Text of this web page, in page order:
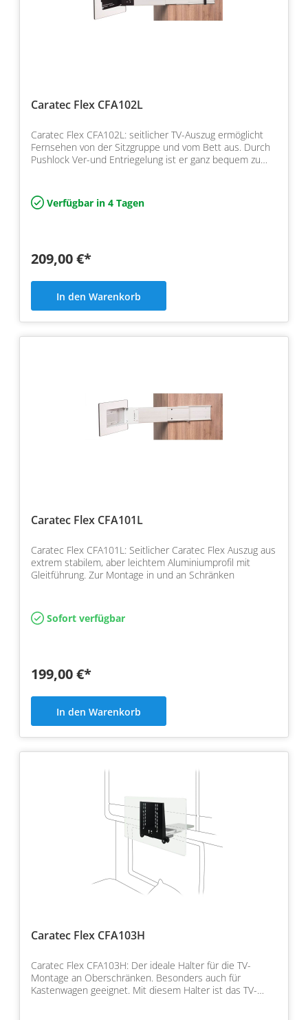
Caratec Flex CFA102L
Caratec Flex CFA102L: seitlicher TV-Auszug ermöglicht
Fernsehen von der Sitzgruppe und vom Bett aus. Durch
Pushlock Ver-und Entriegelung ist er ganz bequem zu…
Verfügbar in 4 Tagen
209,00 €*
In den Warenkorb
Caratec Flex CFA101L
Caratec Flex CFA101L: Seitlicher Caratec Flex Auszug aus
extrem stabilem, aber leichtem Aluminiumprofil mit
Gleitführung. Zur Montage in und an Schränken
Sofort verfügbar
199,00 €*
In den Warenkorb
Caratec Flex CFA103H
Caratec Flex CFA103H: Der ideale Halter für die TV-
Montage an Oberschränken. Besonders auch für
Kastenwagen geeignet. Mit diesem Halter ist das TV-